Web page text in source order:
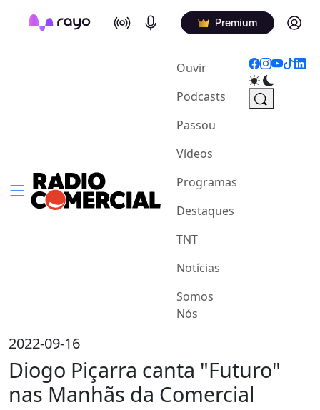
On Air Podcasts Premium Log in
Ouvir(current)
Podcasts
Passou
Vídeos
Programas
Destaques
TNT
Notícias
Somos
Nós
2022-09-16
Diogo Piçarra canta "Futuro"
nas Manhãs da Comercial